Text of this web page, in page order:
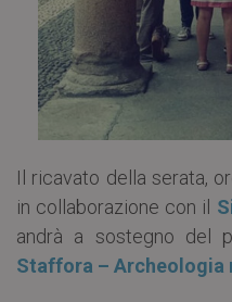
Il ricavato della serata,
in collaborazione con il
andrà a sostegno del
Staffora – Archeologia